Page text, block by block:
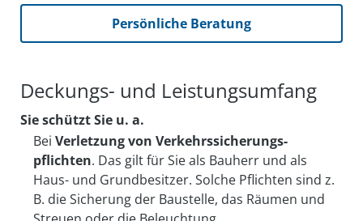
Persönliche Beratung
Deckungs- und Leistungsumfang
Sie schützt Sie u. a.
Bei Verletzung von Verkehrs­sicherungs­
pflichten. Das gilt für Sie als Bauherr und als
Haus- und Grund­besitzer. Solche Pflichten sind z.
B. die Sicherung der Baustelle, das Räumen und